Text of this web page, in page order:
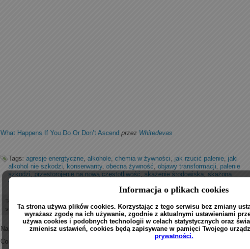
What Happens If You Do Or Don’t Ascend przez Whitedevas
Tags: agresje energtyczne, alkohole, chemia w żywności, jak rzucić palenie, jaki
alkohol nie szkodzi, konserwanty, obecna żywność, objawy transformacji, palenie
szkodzi, przestorojenie na nową częstotliwość, skażenie środowiska, skażona
woda
Tekst zostal napisany 22-04-2012 o godz. 13:01. Mozesz sledzic odpowiedzi za pomoca
strumieniaRSS 2.0. Komentarze i pingi sa obecnie zamkniete.
Napisane w Artykuły Chronione przez Whitedevas
Możliwość komentowania
Co blokuje Twoją transformację.